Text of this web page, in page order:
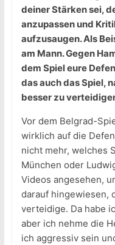
deiner Stärken sei,
anzupassen und
aufzusaugen. Als
am Mann. Gegen
dem Spiel eure
das auch das Spiel,
besser zu
Vor dem Belgrad-
wirklich auf die
nicht mehr, welches
München oder
Videos angesehen,
darauf hingewiesen,
verteidige. Da habe
aber ich nehme die
ich aggressiv sein